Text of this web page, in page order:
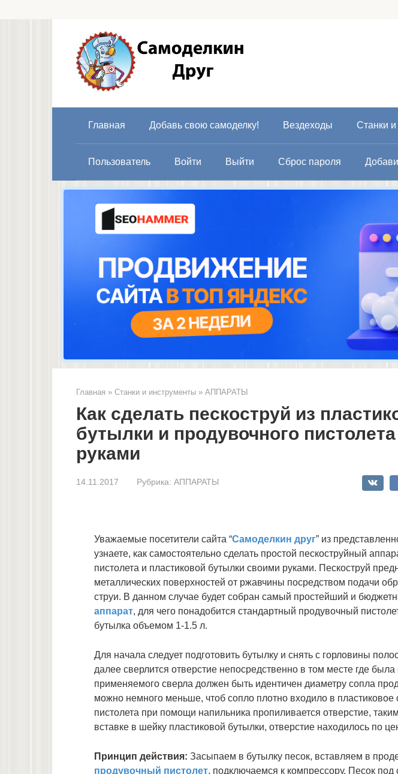
Главная Добавь свою самоделку! Вездеходы Станки
Пользователь Войти Выйти Сброс пароля
Главная » Станки и инструменты » АППАРАТЫ
Как сделать пескоструй из
бутылки и продувочного
руками
14.11.2017 Рубрика: АППАРАТЫ
Уважаемые посетители сайта “Самоделкин друг” из
узнаете, как самостоятельно сделать простой пескоструйный
пистолета и пластиковой бутылки своими руками. Пескоструй
металлических поверхностей от ржавчины посредством подачи
струи. В данном случае будет собран самый простейший и
аппарат, для чего понадобится стандартный продувочный
бутылка объемом 1-1.5 л.
Для начала следует подготовить бутылку и снять с горловины
далее сверлится отверстие непосредственно в том месте где
применяемого сверла должен быть идентичен диаметру сопла
можно немного меньше, чтоб сопло плотно входило в пластиковое
пистолета при помощи напильника пропиливается отверстие,
вставке в шейку пластиковой бутылки, отверстие находилось по
Принцип действия: Засыпаем в бутылку песок, вставляем в
продувочный пистолет, подключаемся к компрессору. Песок